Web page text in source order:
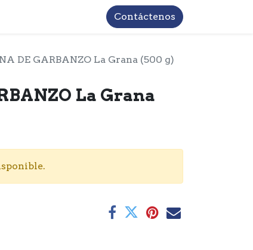
INFORMACIÓN BASICA LOPD
Contáctenos
DE GARBANZO La Grana (500 g)
La Grana